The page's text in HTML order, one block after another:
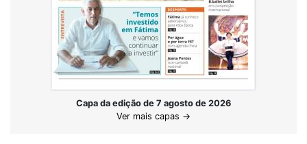
Capa da edição de 7 agosto de 2026
Ver mais capas →